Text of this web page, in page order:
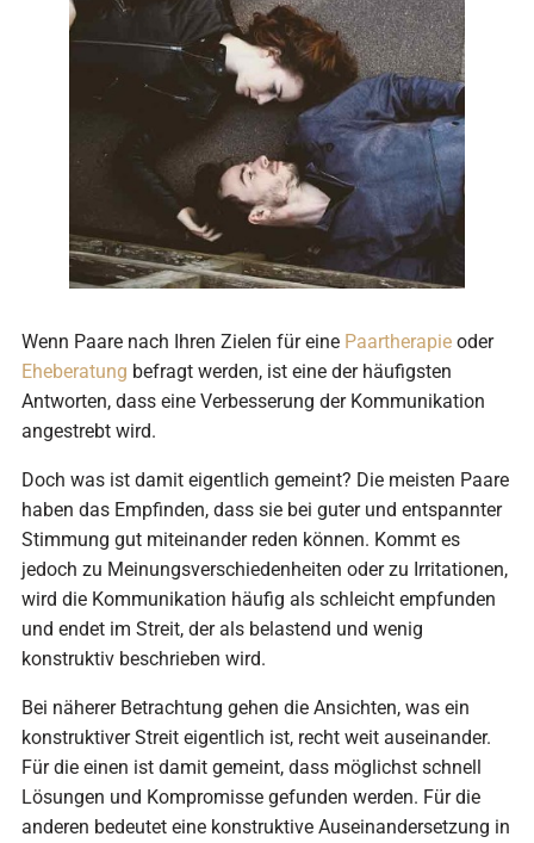
Wenn Paare nach Ihren Zielen für eine Paartherapie oder
Eheberatung befragt werden, ist eine der häufigsten
Antworten, dass eine Verbesserung der Kommunikation
angestrebt wird.
Doch was ist damit eigentlich gemeint? Die meisten Paare
haben das Empfinden, dass sie bei guter und entspannter
Stimmung gut miteinander reden können. Kommt es
jedoch zu Meinungsverschiedenheiten oder zu Irritationen,
wird die Kommunikation häufig als schleicht empfunden
und endet im Streit, der als belastend und wenig
konstruktiv beschrieben wird.
Bei näherer Betrachtung gehen die Ansichten, was ein
konstruktiver Streit eigentlich ist, recht weit auseinander.
Für die einen ist damit gemeint, dass möglichst schnell
Lösungen und Kompromisse gefunden werden. Für die
anderen bedeutet eine konstruktive Auseinandersetzung in